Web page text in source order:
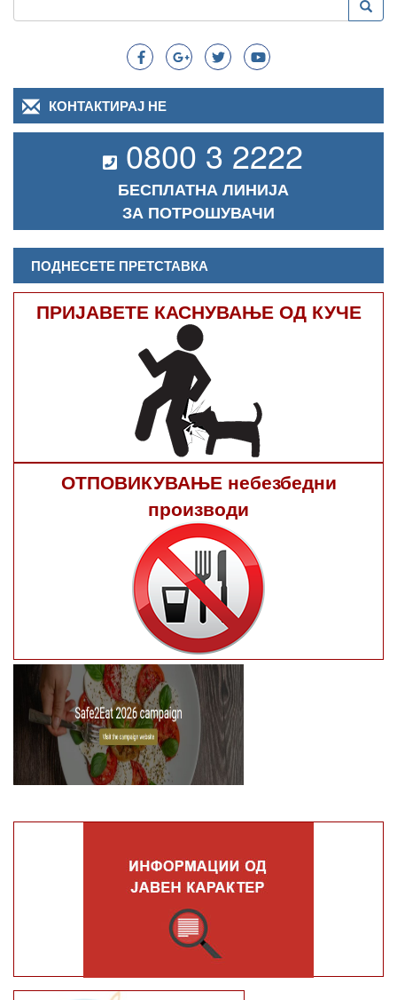
Search
КОНТАКТИРАЈ НЕ
0800 3 2222
БЕСПЛАТНА ЛИНИЈА
ЗА ПОТРОШУВАЧИ
ПОДНЕСЕТЕ ПРЕТСТАВКА
ПРИЈАВЕТЕ КАСНУВАЊЕ ОД КУЧЕ
ОТПОВИКУВАЊЕ небезбедни
производи